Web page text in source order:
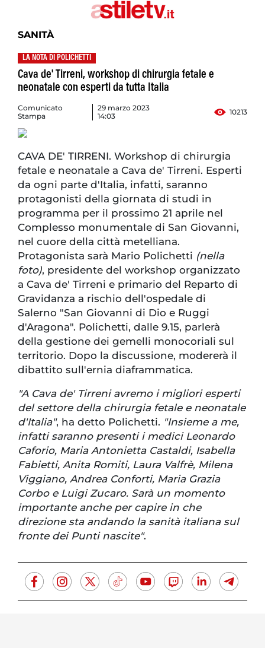
SANITÀ
LA NOTA DI POLICHETTI
Cava de' Tirreni, workshop di chirurgia fetale e
neonatale con esperti da tutta Italia
Comunicato
Stampa
29 marzo 2023
14:03
10213
CAVA DE' TIRRENI. Workshop di chirurgia
fetale e neonatale a Cava de' Tirreni. Esperti
da ogni parte d'Italia, infatti, saranno
protagonisti della giornata di studi in
programma per il prossimo 21 aprile nel
Complesso monumentale di San Giovanni,
nel cuore della città metelliana.
Protagonista sarà Mario Polichetti (nella
foto), presidente del workshop organizzato
a Cava de' Tirreni e primario del Reparto di
Gravidanza a rischio dell'ospedale di
Salerno "San Giovanni di Dio e Ruggi
d'Aragona". Polichetti, dalle 9.15, parlerà
della gestione dei gemelli monocoriali sul
territorio. Dopo la discussione, modererà il
dibattito sull'ernia diaframmatica.
"A Cava de' Tirreni avremo i migliori esperti
del settore della chirurgia fetale e neonatale
d'Italia", ha detto Polichetti. "Insieme a me,
infatti saranno presenti i medici Leonardo
Caforio, Maria Antonietta Castaldi, Isabella
Fabietti, Anita Romiti, Laura Valfrè, Milena
Viggiano, Andrea Conforti, Maria Grazia
Corbo e Luigi Zucaro. Sarà un momento
importante anche per capire in che
direzione sta andando la sanità italiana sul
fronte dei Punti nascite".